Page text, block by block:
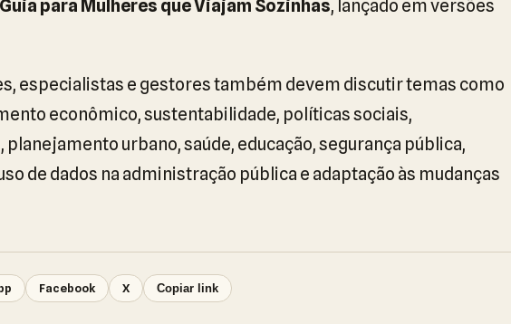
Guia para Mulheres que Viajam Sozinhas, lançado em versões
especialistas e gestores também devem discutir temas como
econômico, sustentabilidade, políticas sociais,
urbano, saúde, educação, segurança pública,
de dados na administração pública e adaptação às mudanças
Facebook X Copiar link